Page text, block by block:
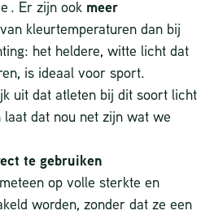
. Er zijn ook meer
kleurtemperaturen dan bij
het heldere, witte licht dat
is ideaal voor sport.
uit dat atleten bij dit soort licht
dat nou net zijn wat we
te gebruiken
op volle sterkte en
worden, zonder dat ze een